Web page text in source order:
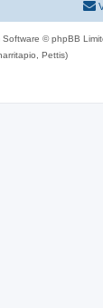
Software © phpBB
Pettis)